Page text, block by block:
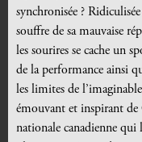
synchronisée ?
souffre de sa mauvaise
les sourires se cache un
de la performance ainsi
les limites de
émouvant et inspirant
nationale canadienne qui